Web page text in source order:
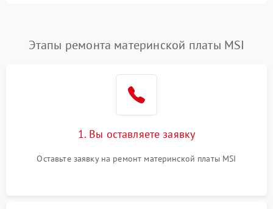
Этапы ремонта материнской платы MSI
1. Вы оставляете заявку
Оставьте заявку на ремонт материнской платы MSI